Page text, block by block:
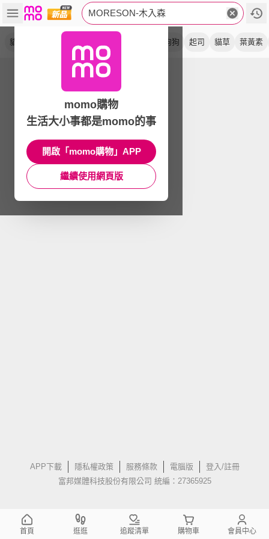
MORESON-木入森
貓咪 狗狗 起司 貓草 葉黃素
APP下載 隱私權政策 服務條款 電腦版
登入/註冊
富邦媒體科技股份有限公司 統編：27365925
momo購物
生活大小事都是momo的事
開啟「momo購物」APP
繼續使用網頁版
首頁 逛逛 追蹤清單 購物車 會員中心